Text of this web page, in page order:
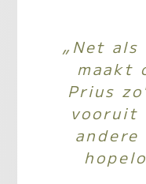
„Net als
maakt
Prius
vooruit